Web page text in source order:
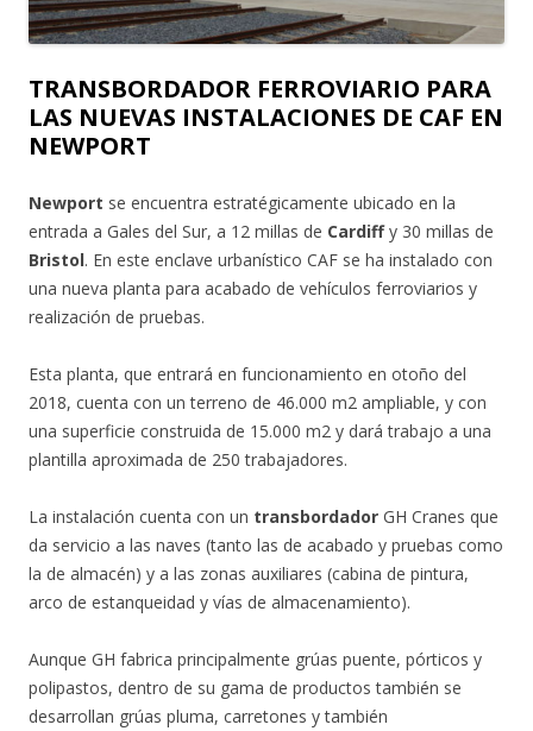
TRANSBORDADOR FERROVIARIO PARA
LAS NUEVAS INSTALACIONES DE CAF EN
NEWPORT
Newport se encuentra estratégicamente ubicado en la
entrada a Gales del Sur, a 12 millas de Cardiffy 30 millas de
Bristol. En este enclave urbanístico CAF se ha instalado con
una nueva planta para acabado de vehículos ferroviarios y
realización de pruebas.
Esta planta, que entrará en funcionamiento en otoño del
2018, cuenta con un terreno de 46.000 m2 ampliable, y con
una superficie construida de 15.000 m2 y dará trabajo a una
plantilla aproximada de 250 trabajadores.
La instalación cuenta con un transbordador GH Cranes que
da servicio a las naves (tanto las de acabado y pruebas como
la de almacén) y a las zonas auxiliares (cabina de pintura,
arco de estanqueidad y vías de almacenamiento).
Aunque GH fabrica principalmente grúas puente, pórticos y
polipastos, dentro de su gama de productos también se
desarrollan grúas pluma, carretones y también